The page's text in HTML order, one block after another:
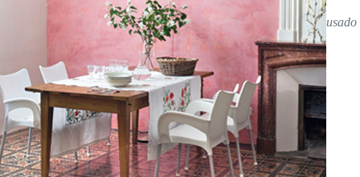
usado